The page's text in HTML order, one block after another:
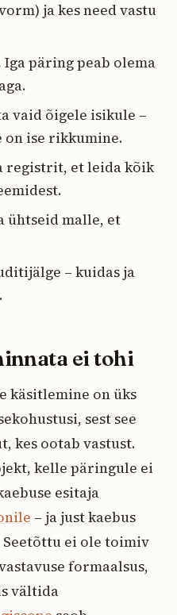
ja kes need vastu
Iga päring peab olema
vaid õigele isikule –
on ise rikkumine.
registrit, et leida kõik
ühtseid malle, et
– kuidas ja
ei tohi
käsitlemine on üks
sest see
kes ootab vastust.
kelle päringule ei
esitaja
– ja just kaebus
ei ole toimiv
formaalsus,
vältida